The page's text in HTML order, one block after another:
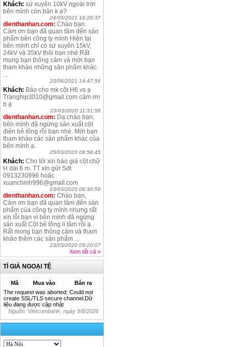
Khách: sứ xuyên 10kV ngoài trời
bên mình còn bán k ạ?
24/05/2021 16:28:37
dienthanhan.com: Chào bạn.
Cảm ơn bạn đã quan tâm đến sản
phẩm bên công ty mình Hiện tại
bên mình chỉ có sứ xuyên 15kV,
24kV và 35kV thôi bạn nhé Rất
mong bạn thông cảm và mời bạn
tham khảo những sản phẩm khác
...
23/06/2021 14:47:56
Khách: Báo cho mk cột H6 vs ạ
Tranghip3010@gmail.com cảm ơn
b ạ
23/03/2020 11:31:58
dienthanhan.com: Dạ chào bạn,
bên mình đã ngừng sản xuất cột
điện bê tông rồi bạn nhé. Mời bạn
tham khảo các sản phẩm khác của
bên mình ạ.
25/03/2020 08:58:45
Khách: Cho tôi xin báo giá cột chữ
H dài 6 m. TT xin gửi Sđt
0913230996 hoặc
xuanchinh996@gmail.com
23/03/2020 06:30:59
dienthanhan.com: Chào bạn,
Cảm ơn bạn đã quan tâm đến sản
phẩm của công ty mình nhưng rất
xin lỗi bạn vì bên mình đã ngừng
sản xuất Cột bê tông li tâm rồi ạ.
Rất mong bạn thông cảm và tham
khảo thêm các sản phẩm ...
23/03/2020 09:20:07
Xem tất cả »
TỈ GIÁ NGOẠI TỆ
Mã Mua vào
Bán ra
The request was aborted: Could not
create SSL/TLS secure channel.Dữ
liệu đang được cập nhật
Nguồn: Vietcombank, ngày9/8/2026